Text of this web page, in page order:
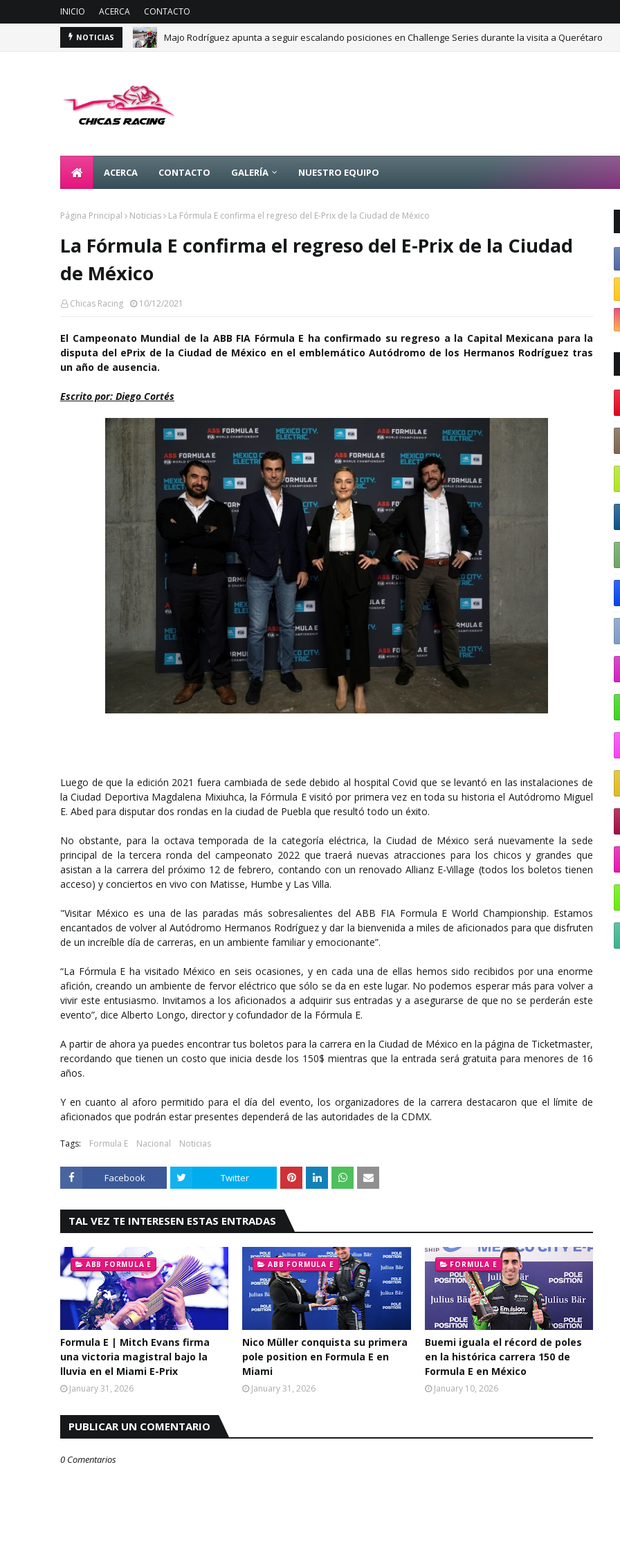
INICIO ACERCA CONTACTO
NOTICIAS Majo Rodríguez apunta a seguir escalando posiciones en Challenge Series durante la visita a Querétaro
ACERCA CONTACTO GALERÍA NUESTRO EQUIPO
Página Principal Noticias La Fórmula E confirma el regreso del E-Prix de la Ciudad de México
La Fórmula E confirma el regreso del E-Prix de la Ciudad
de México
Chicas Racing 10/12/2021
El Campeonato Mundial de la ABB FIA Fórmula E ha confirmado su regreso a la Capital Mexicana para la
disputa del ePrix de la Ciudad de México en el emblemático Autódromo de los Hermanos Rodríguez tras
un año de ausencia.
Escrito por: Diego Cortés
Luego de que la edición 2021 fuera cambiada de sede debido al hospital Covid que se levantó en las instalaciones de
la Ciudad Deportiva Magdalena Mixiuhca, la Fórmula E visitó por primera vez en toda su historia el Autódromo Miguel
E. Abed para disputar dos rondas en la ciudad de Puebla que resultó todo un éxito.
No obstante, para la octava temporada de la categoría eléctrica, la Ciudad de México será nuevamente la sede
principal de la tercera ronda del campeonato 2022 que traerá nuevas atracciones para los chicos y grandes que
asistan a la carrera del próximo 12 de febrero, contando con un renovado Allianz E-Village (todos los boletos tienen
acceso) y conciertos en vivo con Matisse, Humbe y Las Villa.
"Visitar México es una de las paradas más sobresalientes del ABB FIA Formula E World Championship. Estamos
encantados de volver al Autódromo Hermanos Rodríguez y dar la bienvenida a miles de aficionados para que disfruten
de un increíble día de carreras, en un ambiente familiar y emocionante”.
“La Fórmula E ha visitado México en seis ocasiones, y en cada una de ellas hemos sido recibidos por una enorme
afición, creando un ambiente de fervor eléctrico que sólo se da en este lugar. No podemos esperar más para volver a
vivir este entusiasmo. Invitamos a los aficionados a adquirir sus entradas y a asegurarse de que no se perderán este
evento”, dice Alberto Longo, director y cofundador de la Fórmula E.
A partir de ahora ya puedes encontrar tus boletos para la carrera en la Ciudad de México en la página de Ticketmaster,
recordando que tienen un costo que inicia desde los 150$ mientras que la entrada será gratuita para menores de 16
años.
Y en cuanto al aforo permitido para el día del evento, los organizadores de la carrera destacaron que el límite de
aficionados que podrán estar presentes dependerá de las autoridades de la CDMX.
Tags: Formula E Nacional Noticias
Facebook Twitter
TAL VEZ TE INTERESEN ESTAS ENTRADAS
ABB FORMULA E
Formula E | Mitch Evans firma
una victoria magistral bajo la
lluvia en el Miami E-Prix
January 31, 2026
ABB FORMULA E
Nico Müller conquista su primera
pole position en Formula E en
Miami
January 31, 2026
FORMULA E
Buemi iguala el récord de poles
en la histórica carrera 150 de
Formula E en México
January 10, 2026
PUBLICAR UN COMENTARIO
0 Comentarios